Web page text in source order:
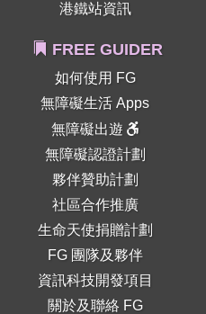
港鐵站資訊
FREE GUIDER
如何使用 FG
無障礙生活 Apps
無障礙出遊
無障礙認證計劃
夥伴贊助計劃
社區合作推廣
生命天使捐贈計劃
FG 團隊及夥伴
資訊科技開發項目
關於及聯絡 FG